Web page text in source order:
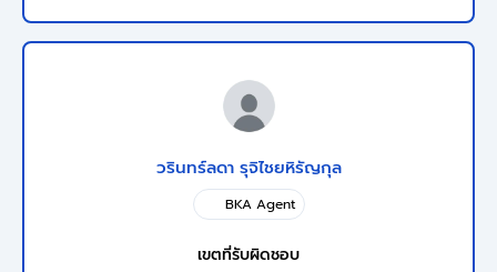
วรินทร์ลดา รุจิไชยหิรัญกุล
BKA Agent
เขตที่รับผิดชอบ